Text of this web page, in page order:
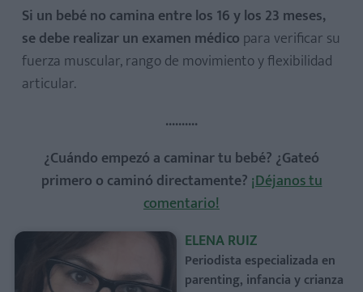
Si un bebé no camina entre los 16 y los 23 meses,
se debe realizar un examen médico para verificar su
fuerza muscular, rango de movimiento y flexibilidad
articular.
..........
¿Cuándo empezó a caminar tu bebé? ¿Gateó
primero o caminó directamente? ¡Déjanos tu
comentario!
ELENA RUIZ
Periodista especializada en
parenting, infancia y crianza